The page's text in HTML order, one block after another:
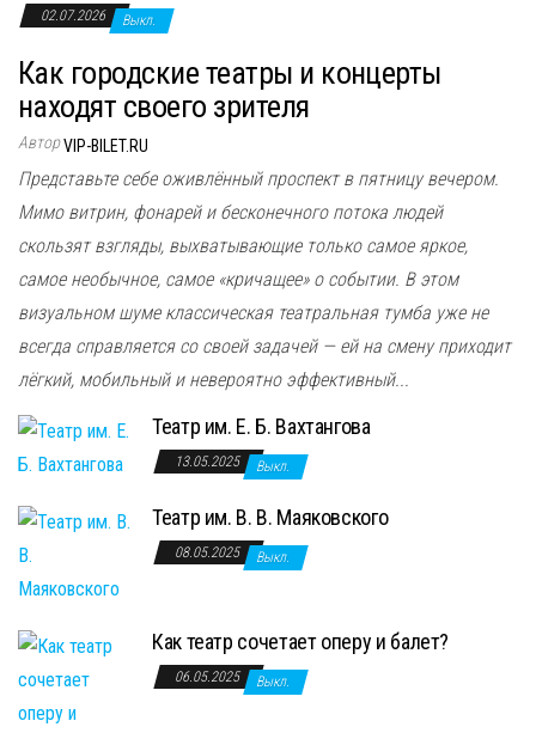
02.07.2026 Выкл.
Как городские театры и концерты
находят своего зрителя
АвторVIP-BILET.RU
Представьте себе оживлённый проспект в пятницу вечером.
Мимо витрин, фонарей и бесконечного потока людей
скользят взгляды, выхватывающие только самое яркое,
самое необычное, самое «кричащее» о событии. В этом
визуальном шуме классическая театральная тумба уже не
всегда справляется со своей задачей — ей на смену приходит
лёгкий, мобильный и невероятно эффективный...
Театр им. Е. Б. Вахтангова
13.05.2025 Выкл.
Театр им. В. В. Маяковского
08.05.2025 Выкл.
Как театр сочетает оперу и балет?
06.05.2025 Выкл.